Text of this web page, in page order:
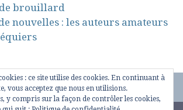
brouillard
nouvelles : les auteurs amateurs
: ce site utilise des cookies. En continuant à
vous acceptez que nous en utilisions.
y compris sur la façon de contrôler les cookies,